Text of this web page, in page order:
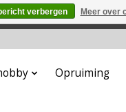
Opruiming
verbergen Meer over
gehonoreerd of